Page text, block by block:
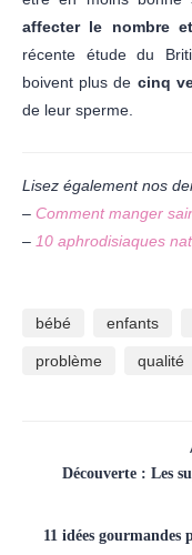
affecter le nombre
récente étude du
boivent plus de cinq
de leur sperme.
Lisez également nos
– Comment manger
– 10 aphrodisiaques
bébé enfants
problème qualité
Découverte : Les
11 idées